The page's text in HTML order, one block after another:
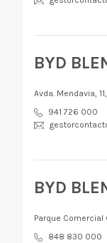
BYD
Avda. Mendavia,
941 726 000
BYD
Parque Comercial
848 830 000